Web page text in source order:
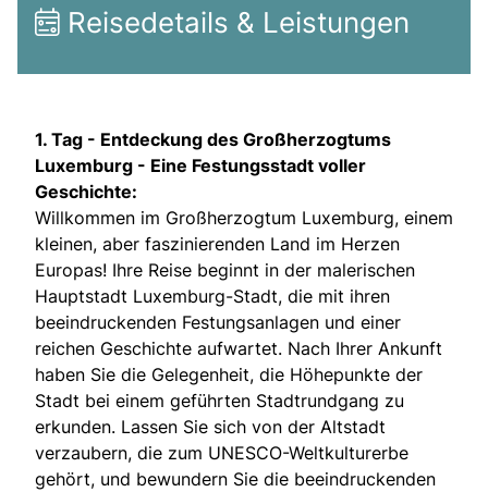
Reisedetails & Leistungen
1. Tag - Entdeckung des Großherzogtums
Luxemburg - Eine Festungsstadt voller
Geschichte:
Willkommen im Großherzogtum Luxemburg, einem
kleinen, aber faszinierenden Land im Herzen
Europas! Ihre Reise beginnt in der malerischen
Hauptstadt Luxemburg-Stadt, die mit ihren
beeindruckenden Festungsanlagen und einer
reichen Geschichte aufwartet. Nach Ihrer Ankunft
haben Sie die Gelegenheit, die Höhepunkte der
Stadt bei einem geführten Stadtrundgang zu
erkunden. Lassen Sie sich von der Altstadt
verzaubern, die zum UNESCO-Weltkulturerbe
gehört, und bewundern Sie die beeindruckenden